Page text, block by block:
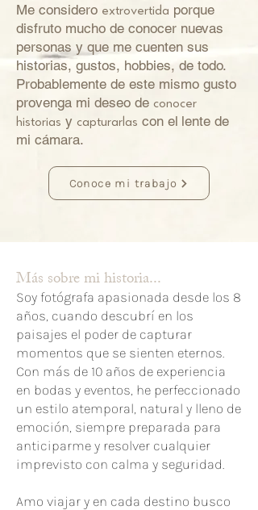
Me considero extrovertida porque
disfruto mucho de conocer nuevas
personas y que me cuenten sus
historias, gustos, hobbies, de todo.
Probablemente de este mismo gusto
provenga mi deseo de conocer
historias y capturarlas con el lente de
mi cámara.
Conoce mi trabajo
Más sobre mi historia...
Soy fotógrafa apasionada desde los 8
años, cuando descubrí en los
paisajes el poder de capturar
momentos que se sienten eternos.
Con más de 10 años de experiencia
en bodas y eventos, he perfeccionado
un estilo atemporal, natural y lleno de
emoción, siempre preparada para
anticiparme y resolver cualquier
imprevisto con calma y seguridad.
Amo viajar y en cada destino busco